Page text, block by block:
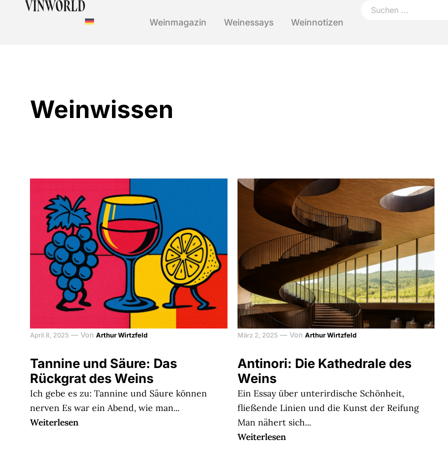
Weinmagazin Weinessays Weinnotizen
Weinwissen
April 8, 2025 — Von Arthur Wirtzfeld
Tannine und Säure: Das
Rückgrat des Weins
Ich gebe es zu: Tannine und Säure können
nerven Es war ein Abend, wie man...
Weiterlesen
März 2, 2025 — Von Arthur Wirtzfeld
Antinori: Die Kathedrale des
Weins
Ein Essay über unterirdische Schönheit,
fließende Linien und die Kunst der Reifung
Man nähert sich...
Weiterlesen